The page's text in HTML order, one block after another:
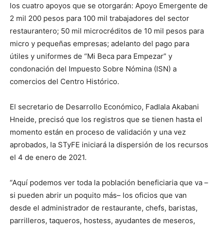
los cuatro apoyos que se otorgarán: Apoyo Emergente de
2 mil 200 pesos para 100 mil trabajadores del sector
restaurantero; 50 mil microcréditos de 10 mil pesos para
micro y pequeñas empresas; adelanto del pago para
útiles y uniformes de “Mi Beca para Empezar” y
condonación del Impuesto Sobre Nómina (ISN) a
comercios del Centro Histórico.
El secretario de Desarrollo Económico, Fadlala Akabani
Hneide, precisó que los registros que se tienen hasta el
momento están en proceso de validación y una vez
aprobados, la STyFE iniciará la dispersión de los recursos
el 4 de enero de 2021.
“Aquí podemos ver toda la población beneficiaria que va –
si pueden abrir un poquito más– los oficios que van
desde el administrador de restaurante, chefs, baristas,
parrilleros, taqueros, hostess, ayudantes de meseros,